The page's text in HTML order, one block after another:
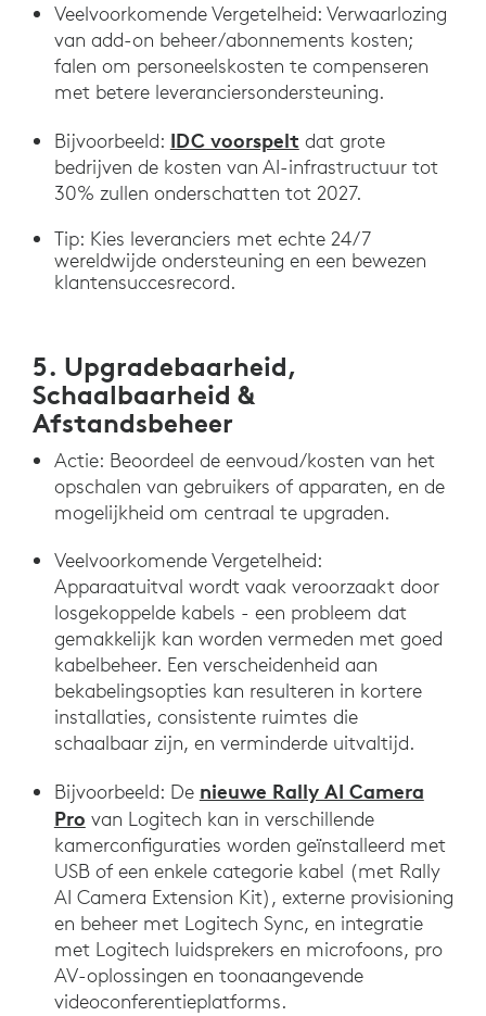
Veelvoorkomende Vergetelheid: Verwaarlozing
van add-on beheer/abonnements kosten;
falen om personeelskosten te compenseren
met betere leveranciersondersteuning.
Bijvoorbeeld: IDC voorspelt dat grote
bedrijven de kosten van AI-infrastructuur tot
30% zullen onderschatten tot 2027.
Tip: Kies leveranciers met echte 24/7
wereldwijde ondersteuning en een bewezen
klantensuccesrecord.
5. Upgradebaarheid,
Schaalbaarheid &
Afstandsbeheer
Actie: Beoordeel de eenvoud/kosten van het
opschalen van gebruikers of apparaten, en de
mogelijkheid om centraal te upgraden.
Veelvoorkomende Vergetelheid:
Apparaatuitval wordt vaak veroorzaakt door
losgekoppelde kabels - een probleem dat
gemakkelijk kan worden vermeden met goed
kabelbeheer. Een verscheidenheid aan
bekabelingsopties kan resulteren in kortere
installaties, consistente ruimtes die
schaalbaar zijn, en verminderde uitvaltijd.
Bijvoorbeeld: De nieuwe Rally AI Camera
Pro van Logitech kan in verschillende
kamerconfiguraties worden geïnstalleerd met
USB of een enkele categorie kabel (met Rally
AI Camera Extension Kit), externe provisioning
en beheer met Logitech Sync, en integratie
met Logitech luidsprekers en microfoons, pro
AV-oplossingen en toonaangevende
videoconferentieplatforms.